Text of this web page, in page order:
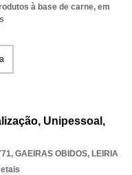
à base de carne, em
Unipessoal,
, GAEIRAS OBIDOS, LEIRIA